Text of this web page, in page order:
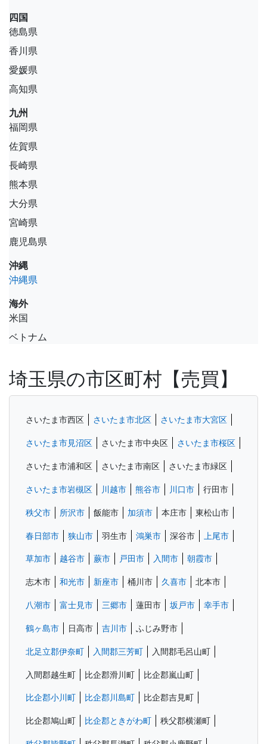
四国
徳島県
香川県
愛媛県
高知県
九州
福岡県
佐賀県
長崎県
熊本県
大分県
宮崎県
鹿児島県
沖縄
沖縄県
海外
米国
ベトナム
埼玉県の市区町村【売買】
さいたま市西区 さいたま市北区 さいたま市大宮区
さいたま市見沼区 さいたま市中央区 さいたま市桜区
さいたま市浦和区 さいたま市南区 さいたま市緑区
さいたま市岩槻区 川越市 熊谷市 川口市 行田市
秩父市 所沢市 飯能市 加須市 本庄市 東松山市
春日部市 狭山市 羽生市 鴻巣市 深谷市 上尾市
草加市 越谷市 蕨市 戸田市 入間市 朝霞市
志木市 和光市 新座市 桶川市 久喜市 北本市
八潮市 富士見市 三郷市 蓮田市 坂戸市 幸手市
鶴ヶ島市 日高市 吉川市 ふじみ野市
北足立郡伊奈町 入間郡三芳町 入間郡毛呂山町
入間郡越生町 比企郡滑川町 比企郡嵐山町
比企郡小川町 比企郡川島町 比企郡吉見町
比企郡鳩山町 比企郡ときがわ町 秩父郡横瀬町